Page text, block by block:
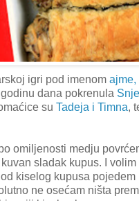
igri pod imenom ajme,
dana pokrenula
su Tadeja i Timna,
omiljenosti medju
sladak kupus. I
kiselog kupusa pojedem
ne osećam ništa